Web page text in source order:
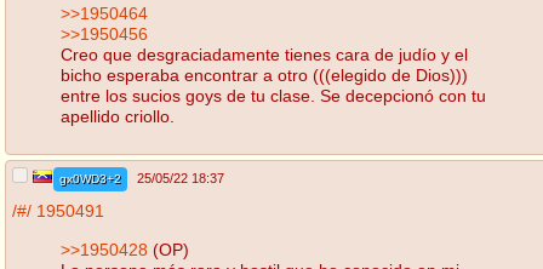
>>1950464
>>1950456
Creo que desgraciadamente tienes cara de judío y el
bicho esperaba encontrar a otro (((elegido de Dios)))
entre los sucios goys de tu clase. Se decepcionó con tu
apellido criollo.
gx0WD3+2 25/05/22 18:37
/#/ 1950491
>>1950428 (OP)